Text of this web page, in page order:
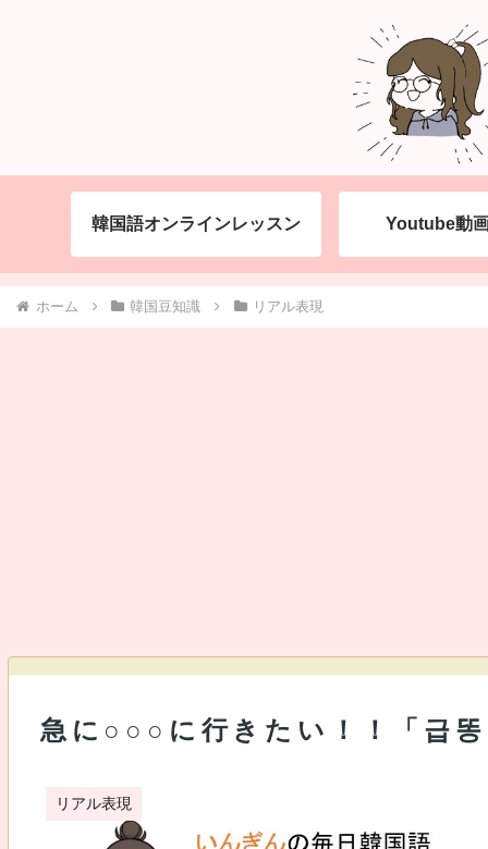
韓国語オンラインレッスン Youtube動
ホーム 韓国豆知識 リアル表現
急に○○○に行きたい！！「급
リアル表現